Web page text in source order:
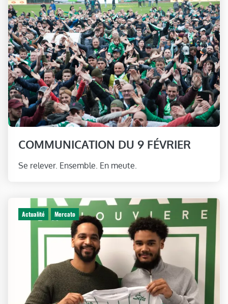
COMMUNICATION DU 9 FÉVRIER
Se relever. Ensemble. En meute.
Actualité Mercato